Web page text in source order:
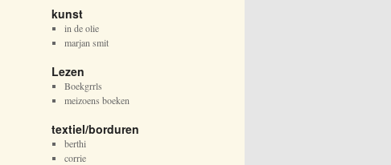
kunst
in de olie
marjan smit
Lezen
Boekgrrls
meizoens boeken
textiel/borduren
berthi
corrie